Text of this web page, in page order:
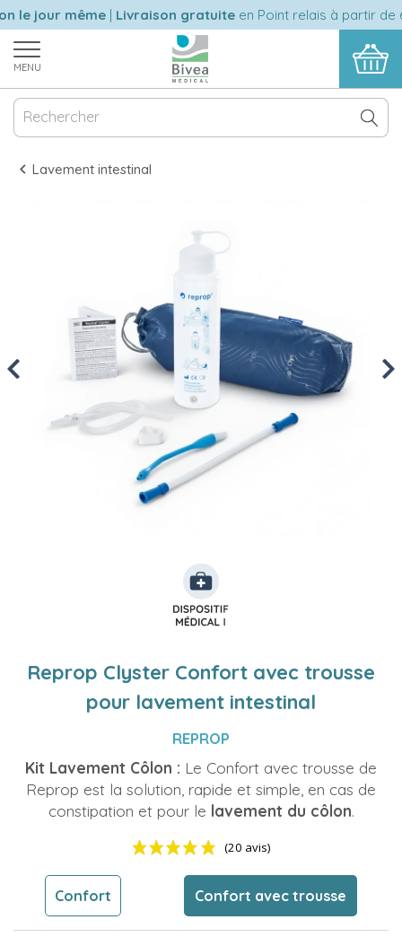
jour même|Livraison gratuiteen Point relais à partir de
MENU
Lavement intestinal
Previous
Reprop Clyster Confort avec trousse
pour lavement intestinal
REPROP
Kit Lavement Côlon : Le Confort avec trousse de
Reprop est la solution, rapide et simple, en cas de
constipation et pour le lavement du côlon.
Confort Confort avec trousse